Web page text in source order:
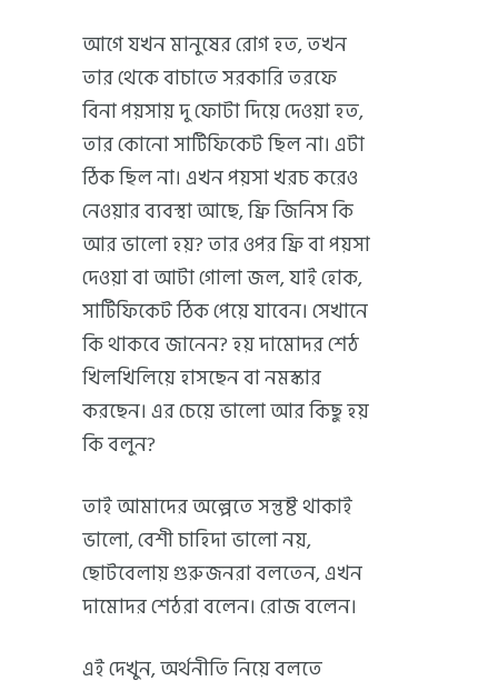
আগে যখন মানুষের রোগ হত, তখন
তার থেকে বাচাতে সরকারি তরফে
বিনা পয়সায় দু ফোটা দিয়ে দেওয়া হত,
তার কোনো সার্টিফিকেট ছিল না। এটা
ঠিক ছিল না। এখন পয়সা খরচ করেও
নেওয়ার ব্যবস্থা আছে, ফ্রি জিনিস কি
আর ভালো হয়? তার ওপর ফ্রি বা পয়সা
দেওয়া বা আটা গোলা জল, যাই হোক,
সার্টিফিকেট ঠিক পেয়ে যাবেন। সেখানে
কি থাকবে জানেন? হয় দামোদর শেঠ
খিলখিলিয়ে হাসছেন বা নমস্কার
করছেন। এর চেয়ে ভালো আর কিছু হয়
কি বলুন?
তাই আমাদের অল্পেতে সন্তুষ্ট থাকাই
ভালো, বেশী চাহিদা ভালো নয়,
ছোটবেলায় গুরুজনরা বলতেন, এখন
দামোদর শেঠরা বলেন। রোজ বলেন।
এই দেখুন, অর্থনীতি নিয়ে বলতে